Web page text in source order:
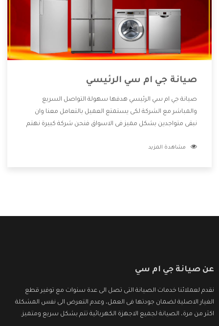
صيانة جي ام سي الرئيسي
صيانة جي ام سي الرئيسي هدفها سهولة التواصل السريع
والمباشر مع الشركة لكى يستمتع العميل بالتعامل معنا وان
نبقى متواجدين بشكل مميز فى الاسواق فنحن شركة كبيرة نهتم
الشركة بها والتى تكون منها خدمة الصيانة التى تكون من أهم
مشاهدة المزيد
عن صيانة جي ام سي
نقدم لعملائنا خدمات الصيانة التى تصل الى عدة سنوات مع توفير قطع
الغيار الاصلية لضمان جودتها فى العمل، وعدم التعرض الى نفس المشكلة
اكثر من مرة، الصيانة لجميع الاجهزة الكهربائية تتم بشكل سريع ومتميز.